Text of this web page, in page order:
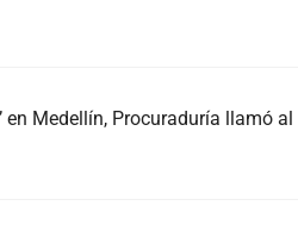
en Medellín, Procuraduría llamó